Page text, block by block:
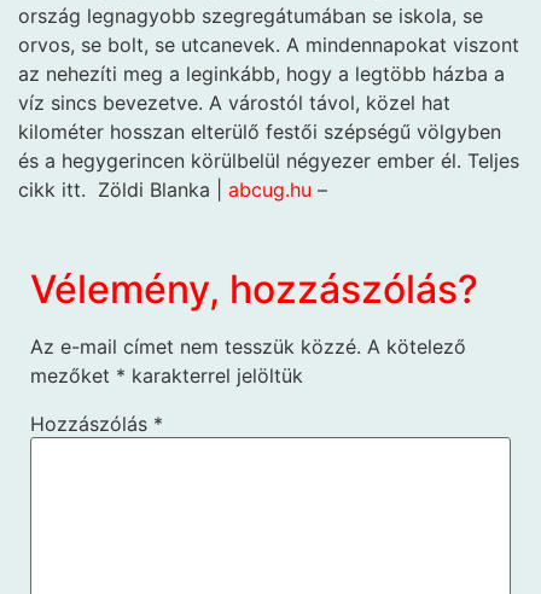
ország legnagyobb szegregátumában se iskola, se
orvos, se bolt, se utcanevek. A mindennapokat viszont
az nehezíti meg a leginkább, hogy a legtöbb házba a
víz sincs bevezetve. A várostól távol, közel hat
kilométer hosszan elterülő festői szépségű völgyben
és a hegygerincen körülbelül négyezer ember él. Teljes
cikk itt. Zöldi Blanka | abcug.hu –
Vélemény, hozzászólás?
Az e-mail címet nem tesszük közzé. A kötelező
mezőket * karakterrel jelöltük
Hozzászólás *